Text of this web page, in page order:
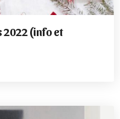
2022 (info et